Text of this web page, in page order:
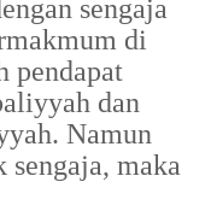
sengaja
di
pendapat
dan
Namun
maka